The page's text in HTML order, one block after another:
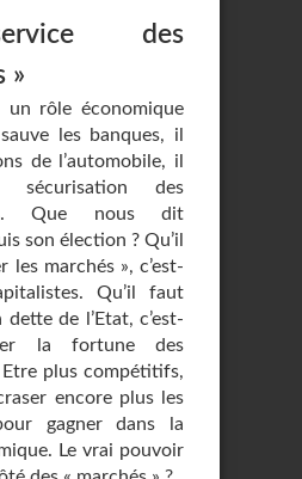
des
»
un rôle économique
les banques, il
de l’automobile, il
sécurisation des
Que nous dit
son élection ? Qu’il
les marchés », c’est-
Qu’il faut
de l’Etat, c’est-
la fortune des
plus compétitifs,
encore plus les
gagner dans la
Le vrai pouvoir